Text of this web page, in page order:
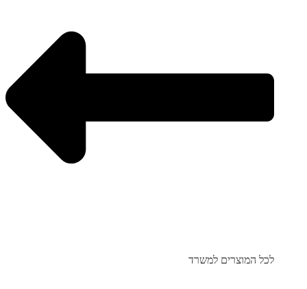
לכל המוצרים למשרד